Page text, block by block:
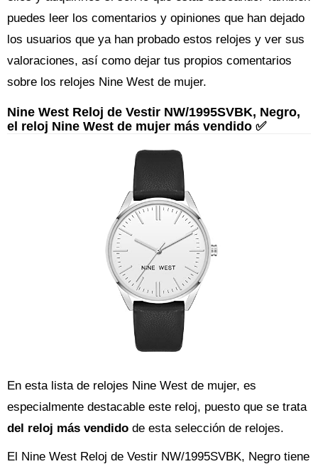
puedes leer los comentarios y opiniones que han dejado
los usuarios que ya han probado estos relojes y ver sus
valoraciones, así como dejar tus propios comentarios
sobre los relojes Nine West de mujer.
Nine West Reloj de Vestir NW/1995SVBK, Negro,
el reloj Nine West de mujer más vendido ✅
En esta lista de relojes Nine West de mujer, es
especialmente destacable este reloj, puesto que se trata
del reloj más vendido de esta selección de relojes.
El Nine West Reloj de Vestir NW/1995SVBK, Negro tiene